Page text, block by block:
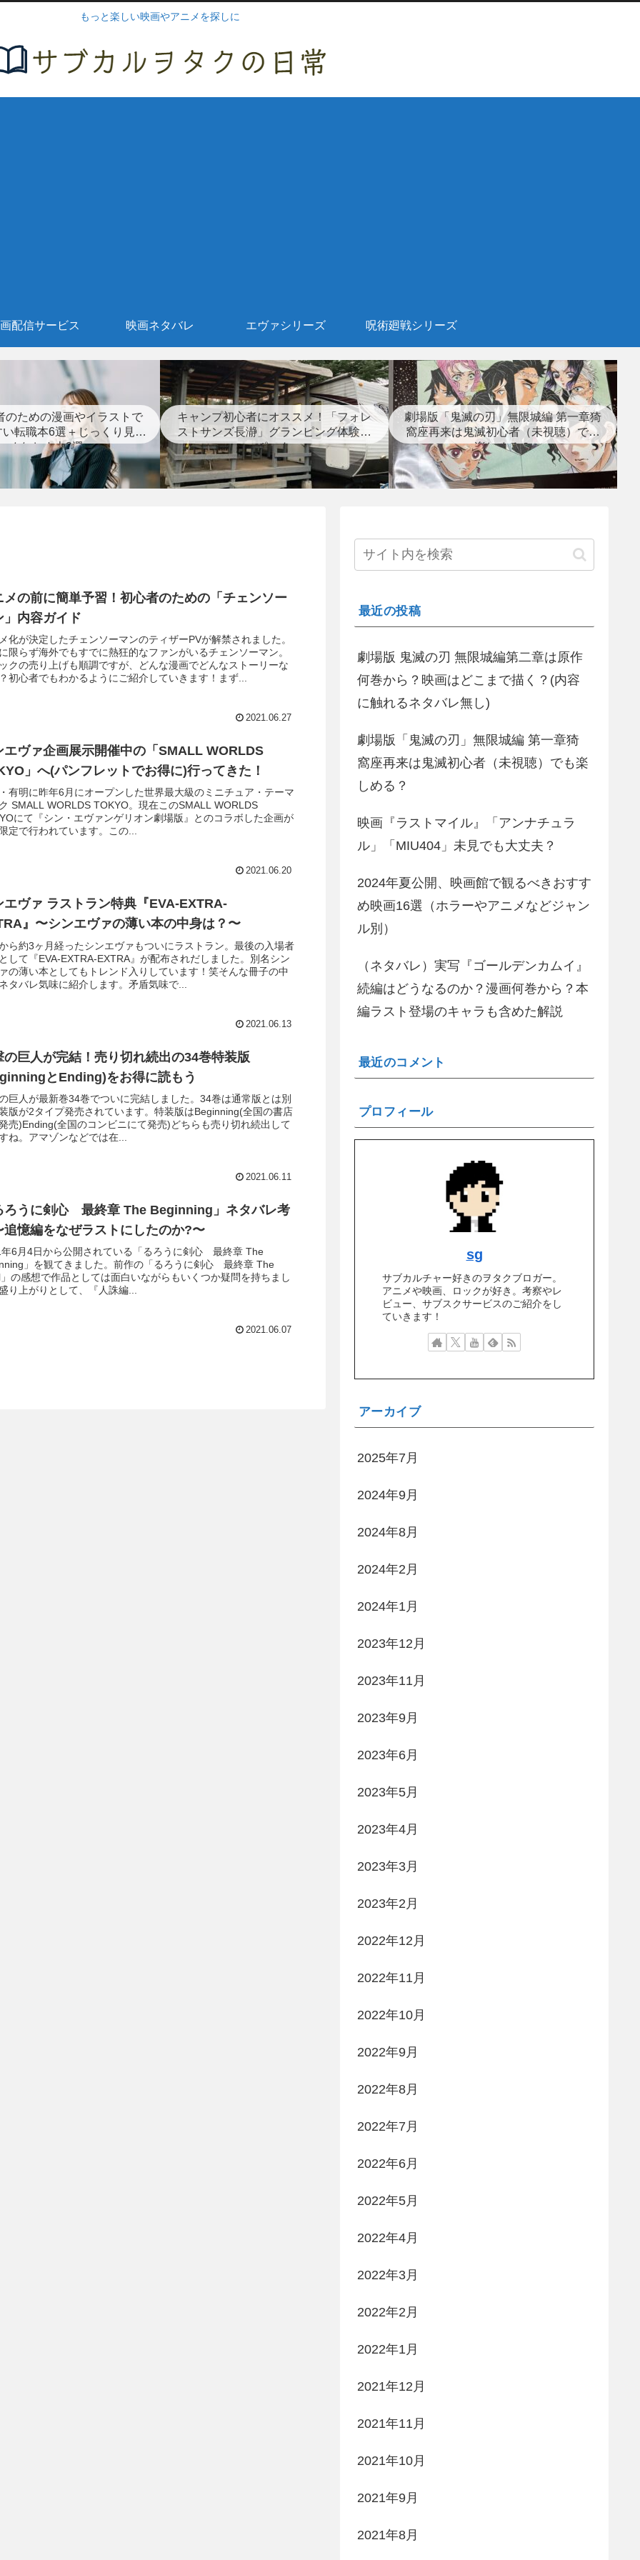
もっと楽しい映画やアニメを探しに
配信サービス 映画ネタバレ エヴァシリーズ 呪術廻戦シリーズ
のための漫画やイラストで
転職本6選＋じっくり見つ
めなおす本3選
キャンプ初心者にオススメ！「フォレ
ストサンズ長瀞」グランピング体験レ
ポート
劇場版「鬼滅の刃」無限城編 第一章猗
窩座再来は鬼滅初心者（未視聴）でも
楽しめる？
メの前に簡単予習！初心者のための「チェンソー
」内容ガイド
化が決定したチェンソーマンのティザーPVが解禁されました。
限らず海外でもすでに熱狂的なファンがいるチェンソーマン。
クの売り上げも順調ですが、どんな漫画でどんなストーリーな
初心者でもわかるようにご紹介していきます！まず...
2021.06.27
エヴァ企画展示開催中の「SMALL WORLDS
」へ(パンフレットでお得に)行ってきた！
有明に昨年6月にオープンした世界最大級のミニチュア・テーマ
SMALL WORLDS TOKYO。現在このSMALL WORLDS
にて『シン・エヴァンゲリオン劇場版』とのコラボした企画が
定で行われています。この...
2021.06.20
エヴァ ラストラン特典『EVA-EXTRA-
』〜シンエヴァの薄い本の中身は？〜
ら約3ヶ月経ったシンエヴァもついにラストラン。最後の入場者
して『EVA-EXTRA-EXTRA』が配布されだしました。別名シン
の薄い本としてもトレンド入りしています！笑そんな冊子の中
タバレ気味に紹介します。矛盾気味で...
2021.06.13
の巨人が完結！売り切れ続出の34巻特装版
とEnding)をお得に読もう
巨人が最新巻34巻でついに完結しました。34巻は通常版とは別
版が2タイプ発売されています。特装版はBeginning(全国の書店
売)Ending(全国のコンビニにて発売)どちらも売り切れ続出して
ね。アマゾンなどでは在...
2021.06.11
ろうに剣心 最終章 The Beginning」ネタバレ考
追憶編をなぜラストにしたのか?〜
6月4日から公開されている「るろうに剣心 最終章 The
」を観てきました。前作の「るろうに剣心 最終章 The
の感想で作品としては面白いながらもいくつか疑問を持ちまし
り上がりとして、『人誅編...
2021.06.07
最近の投稿
劇場版 鬼滅の刃 無限城編第二章は原作
何巻から？映画はどこまで描く？(内容
に触れるネタバレ無し)
劇場版「鬼滅の刃」無限城編 第一章猗
窩座再来は鬼滅初心者（未視聴）でも楽
しめる？
映画『ラストマイル』「アンナチュラ
ル」「MIU404」未見でも大丈夫？
2024年夏公開、映画館で観るべきおすす
め映画16選（ホラーやアニメなどジャン
ル別）
（ネタバレ）実写『ゴールデンカムイ』
続編はどうなるのか？漫画何巻から？本
編ラスト登場のキャラも含めた解説
最近のコメント
プロフィール
sg
サブカルチャー好きのヲタクブロガー。
アニメや映画、ロックが好き。考察やレ
ビュー、サブスクサービスのご紹介をし
ていきます！
アーカイブ
2025年7月
2024年9月
2024年8月
2024年2月
2024年1月
2023年12月
2023年11月
2023年9月
2023年6月
2023年5月
2023年4月
2023年3月
2023年2月
2022年12月
2022年11月
2022年10月
2022年9月
2022年8月
2022年7月
2022年6月
2022年5月
2022年4月
2022年3月
2022年2月
2022年1月
2021年12月
2021年11月
2021年10月
2021年9月
2021年8月